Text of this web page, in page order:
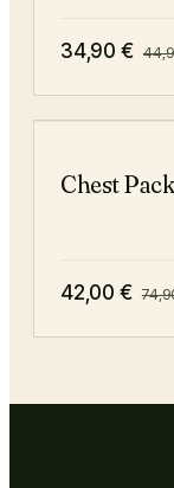
34,90 €
Chest
42,00 €